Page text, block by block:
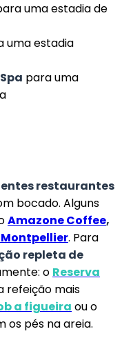
uma estadia de
uma estadia
para uma
restaurantes
bocado. Alguns
Amazone Coffee,
. Para
repleta de
o Reserva
refeição mais
a figueira ou o
os pés na areia.